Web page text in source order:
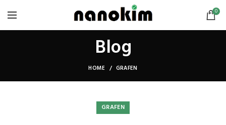
0
Blog
HOME GRAFEN
GRAFEN